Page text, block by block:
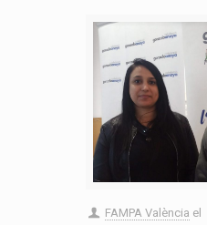
FAMPA València el